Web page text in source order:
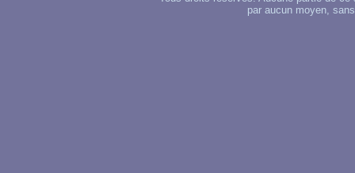
par aucun moyen,